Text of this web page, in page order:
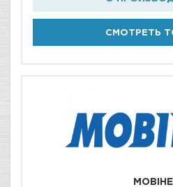
СМОТРЕТЬ